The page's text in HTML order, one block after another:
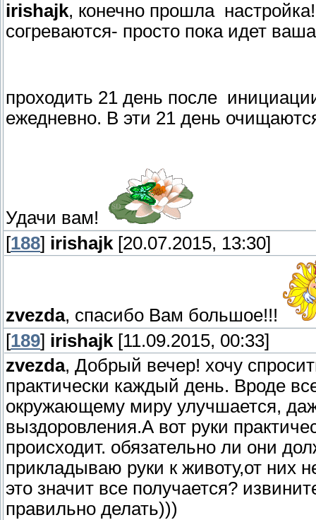
irishajk, конечно прошла
согреваются- просто пока идет
проходить 21 день после
ежедневно. В эти 21 день
Удачи вам!
[188] irishajk [20.07.2015, 13:30]
zvezda, спасибо Вам большое!!!
[189] irishajk [11.09.2015, 00:33]
zvezda, Добрый вечер! хочу
практически каждый день. Вроде
окружающему миру улучшается,
выздоровления.А вот руки
происходит. обязательно ли они
прикладываю руки к животу,от них
это значит все получается?
правильно делать)))